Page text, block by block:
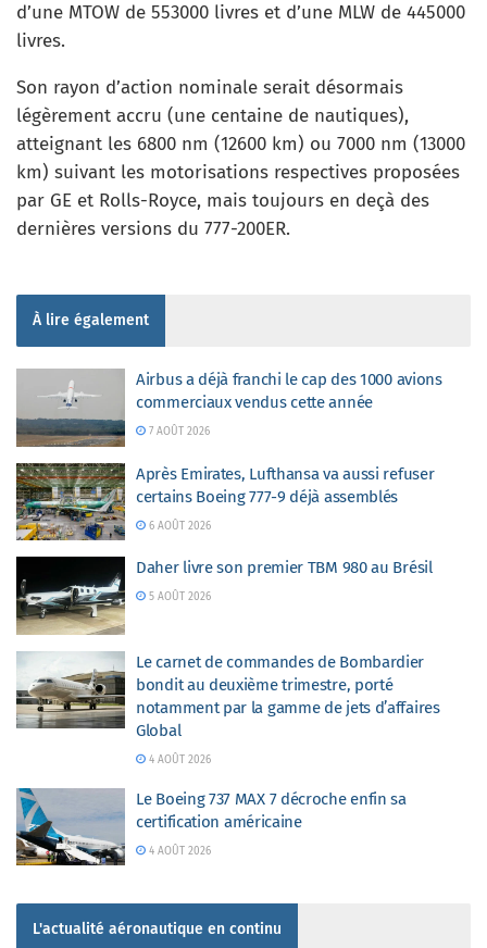
d’une MTOW de 553000 livres et d’une MLW de 445000
livres.
Son rayon d’action nominale serait désormais
légèrement accru (une centaine de nautiques),
atteignant les 6800 nm (12600 km) ou 7000 nm (13000
km) suivant les motorisations respectives proposées
par GE et Rolls-Royce, mais toujours en deçà des
dernières versions du 777-200ER.
À lire également
Airbus a déjà franchi le cap des 1000 avions
commerciaux vendus cette année
7 AOÛT 2026
Après Emirates, Lufthansa va aussi refuser
certains Boeing 777-9 déjà assemblés
6 AOÛT 2026
Daher livre son premier TBM 980 au Brésil
5 AOÛT 2026
Le carnet de commandes de Bombardier
bondit au deuxième trimestre, porté
notamment par la gamme de jets d’affaires
Global
4 AOÛT 2026
Le Boeing 737 MAX 7 décroche enfin sa
certification américaine
4 AOÛT 2026
L'actualité aéronautique en continu